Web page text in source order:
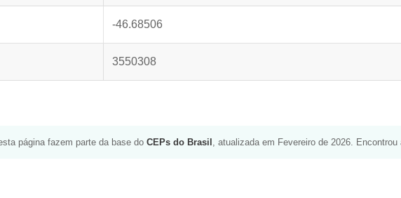
-46.68506
3550308
página fazem parte da base do CEPs do Brasil , atualizada em Fevereiro de 2026. Encontrou